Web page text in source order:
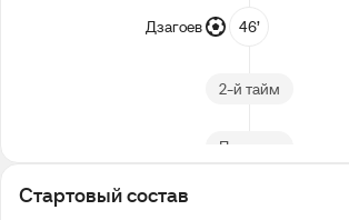
46’
Дзагоев
2-й тайм
Перерыв
Головин
Стартовый состав